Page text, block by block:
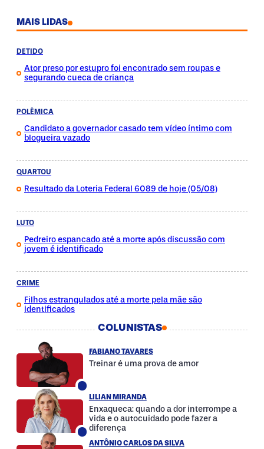
MAIS LIDAS
DETIDO
Ator preso por estupro foi encontrado sem roupas e
segurando cueca de criança
POLÊMICA
Candidato a governador casado tem vídeo íntimo com
blogueira vazado
QUARTOU
Resultado da Loteria Federal 6089 de hoje (05/08)
LUTO
Pedreiro espancado até a morte após discussão com
jovem é identificado
CRIME
Filhos estrangulados até a morte pela mãe são
identificados
COLUNISTAS
FABIANO TAVARES
Treinar é uma prova de amor
LILIAN MIRANDA
Enxaqueca: quando a dor interrompe a
vida e o autocuidado pode fazer a
diferença
ANTÔNIO CARLOS DA SILVA